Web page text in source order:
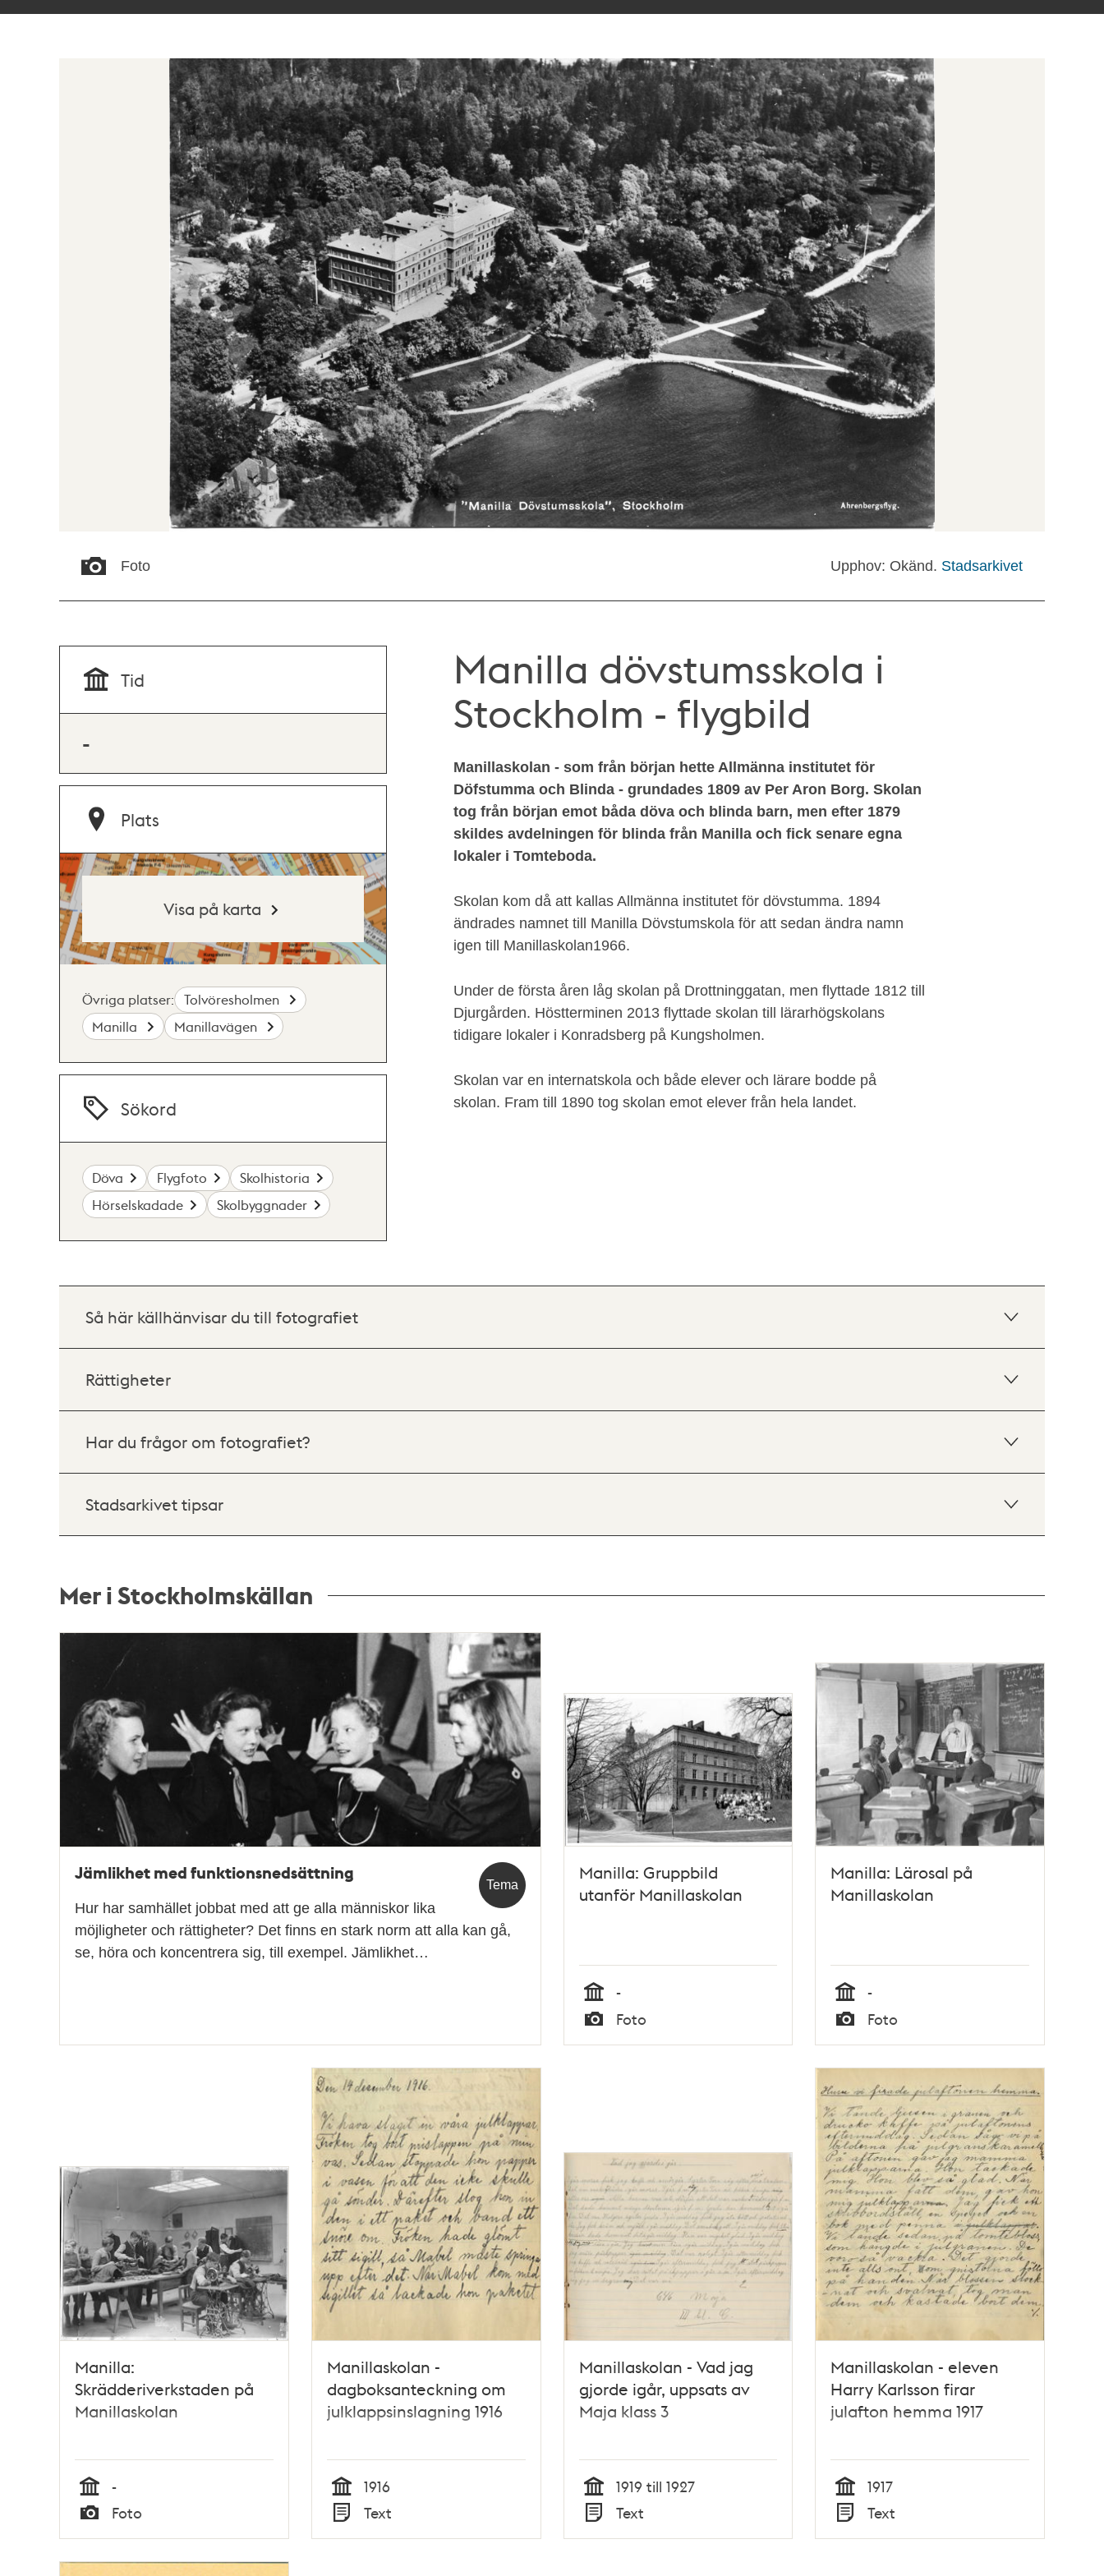
Foto Upphov: Okänd. Stadsarkivet
Manilla dövstumsskola i
Stockholm - flygbild
Manillaskolan - som från början hette Allmänna institutet för
Döfstumma och Blinda - grundades 1809 av Per Aron Borg. Skolan
tog från början emot båda döva och blinda barn, men efter 1879
skildes avdelningen för blinda från Manilla och fick senare egna
lokaler i Tomteboda.
Skolan kom då att kallas Allmänna institutet för dövstumma. 1894
ändrades namnet till Manilla Dövstumskola för att sedan ändra namn
igen till Manillaskolan1966.
Under de första åren låg skolan på Drottninggatan, men flyttade 1812 till
Djurgården. Höstterminen 2013 flyttade skolan till lärarhögskolans
tidigare lokaler i Konradsberg på Kungsholmen.
Skolan var en internatskola och både elever och lärare bodde på
skolan. Fram till 1890 tog skolan emot elever från hela landet.
Tid
-
Plats
Visa på karta
Övriga platser:
Tolvöresholmen
Manilla
Manillavägen
Sökord
Döva Flygfoto
Skolhistoria
Hörselskadade
Skolbyggnader
Så här källhänvisar du till fotografiet
Rättigheter
Har du frågor om fotografiet?
Stadsarkivet tipsar
Mer i Stockholmskällan
teman
Tema
Jämlikhet med funktionsnedsättning
Hur har samhället jobbat med att ge alla människor lika
möjligheter och rättigheter? Det finns en stark norm att alla kan gå,
se, höra och koncentrera sig, till exempel. Jämlikhet…
Manilla: Gruppbild
utanför Manillaskolan
Tid
-
Foto
Manilla: Lärosal på
Manillaskolan
Tid
-
Foto
Manilla:
Skrädderiverkstaden på
Manillaskolan
Tid
-
Typ
Foto
Manillaskolan -
dagboksanteckning om
julklappsinslagning 1916
Tid
1916
Typ
Text
Manillaskolan - Vad jag
gjorde igår, uppsats av
Maja klass 3
Tid
1919 till 1927
Typ
Text
Manillaskolan - eleven
Harry Karlsson firar
julafton hemma 1917
Tid
1917
Typ
Text